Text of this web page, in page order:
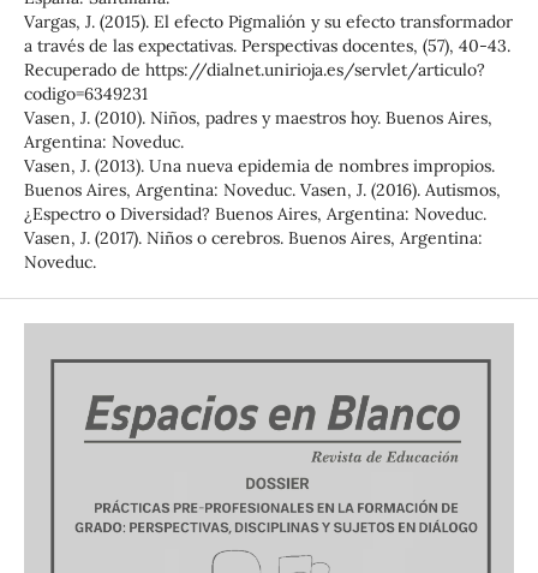
Vargas, J. (2015). El efecto Pigmalión y su efecto transformador
a través de las expectativas. Perspectivas docentes, (57), 40-43.
Recuperado de https://dialnet.unirioja.es/servlet/articulo?
codigo=6349231
Vasen, J. (2010). Niños, padres y maestros hoy. Buenos Aires,
Argentina: Noveduc.
Vasen, J. (2013). Una nueva epidemia de nombres impropios.
Buenos Aires, Argentina: Noveduc. Vasen, J. (2016). Autismos,
¿Espectro o Diversidad? Buenos Aires, Argentina: Noveduc.
Vasen, J. (2017). Niños o cerebros. Buenos Aires, Argentina:
Noveduc.